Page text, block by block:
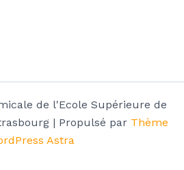
de l'Ecole Supérieure de
| Propulsé par Thème
Astra